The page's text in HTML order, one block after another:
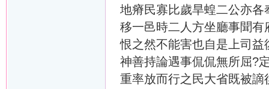
地瘠民寡比歲旱蝗二公亦
移一邑時二人方坐廳事聞
恨之然不能害也自是上司
神善持論遇事侃侃無所屈?
重率放而行之民大省既被